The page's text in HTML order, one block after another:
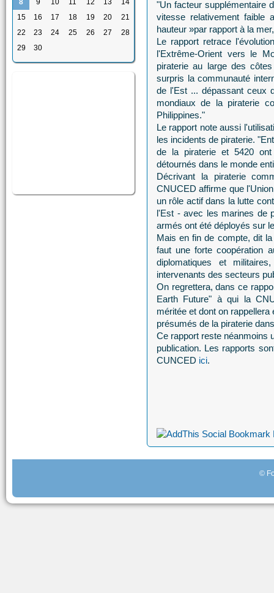
8
9 10 11 12 13
14
15
16 17 18 19 20
21
22
23 24 25 26 27
28
29
30
"Un facteur supplémentaire
vitesse relativement faible
hauteur »par rapport à la
Le rapport retrace
l'Extrême-Orient vers le
piraterie au large des
surpris la communauté
de l'Est ... dépassant ceux
mondiaux de la piraterie
Philippines."
Le rapport note aussi
les incidents de piraterie.
de la piraterie et 5420
détournés dans le monde
Décrivant la piraterie
CNUCED affirme que
un rôle actif dans la lutte
l'Est - avec les marines de
armés ont été déployés sur
Mais en fin de compte, dit
faut une forte coopération
diplomatiques et
intervenants des secteurs
On regrettera, dans ce
Earth Future" à qui la
méritée et dont on
présumés de la piraterie
Ce rapport reste néanmoins
publication. Les rapports
CUNCED ici.
©